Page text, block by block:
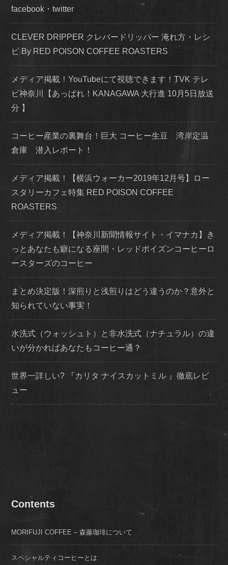
facebook・twitter
CLEVER DRIPPER クレバードリッパー 淹れ方・レシ
ピ By RED POISON COFFEE ROASTERS
メディア掲載！YouTubeにて視聴できます！TVK テレ
ビ神奈川【あっぱれ！KANAGAWA 大行進 10月5日放送
分 】
コーヒー産業の裏舞台！巨大 コーヒー生豆 湾岸定温
倉庫 潜入レポート！
メディア掲載！【横浜ウォーカー2019年12月号】ロー
スタリーカフェ特集 RED POISON COFFEE
ROASTERS
メディア掲載！【神奈川新聞情報サイト・イマナカ】き
っとあなたも癖になる座間・レッドポイズンコーヒーロ
ースターズのコーヒー
まとめ決定版！深煎りと浅煎りはどう違うのか？意外と
知られていない事実！
水洗式（ウォッシュト）と非水洗式（ナチュラル）の違
いが分かればあなたもコーヒー通？
世界一詳しい? 『カリタ ナイスカットミル 』徹底レビ
ュー
Contents
MORIFUJI COFFEE – 森藤珈琲について
スペシャルティコーヒーとは